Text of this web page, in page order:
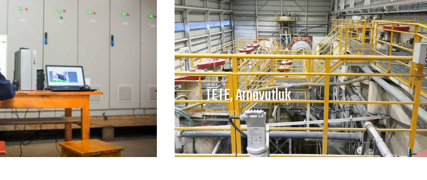
TETE, Arnavutluk
Charbon